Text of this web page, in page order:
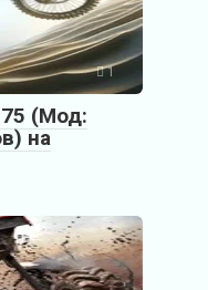
1
(Мод:
на